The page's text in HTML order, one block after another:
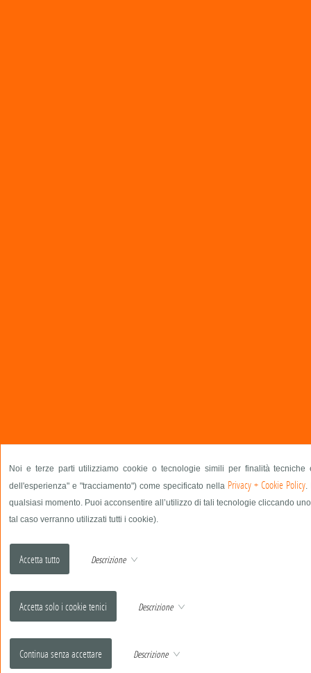
Noi e terze parti utilizziamo cookie o tecnologie simili per finalità
dell'esperienza" e "tracciamento") come specificato nella Privacy + Cookie Policy.
qualsiasi momento. Puoi acconsentire all’utilizzo di tali tecnologie cliccando
tal caso verranno utilizzati tutti i cookie).
Descrizione
Descrizione
Descrizione